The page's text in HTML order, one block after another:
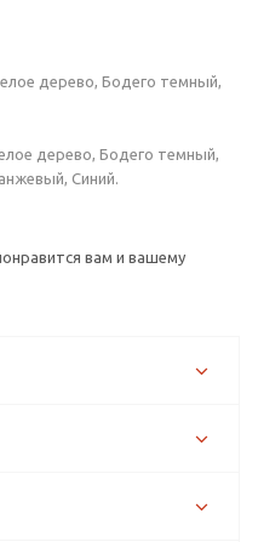
дерево, Бодего темный,
дерево, Бодего темный,
Синий.
вам и вашему